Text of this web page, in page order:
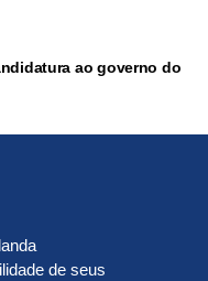
ao governo do
de seus